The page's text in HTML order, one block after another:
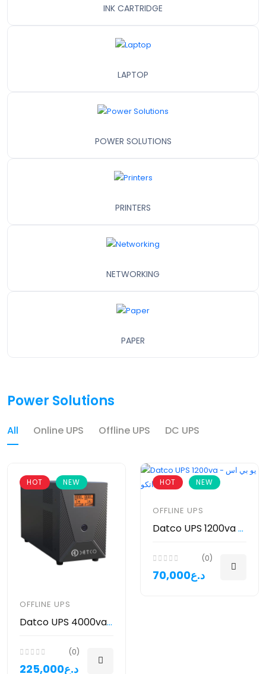
INK CARTRIDGE
LAPTOP
POWER SOLUTIONS
PRINTERS
NETWORKING
PAPER
Power Solutions
All Online UPS Offline UPS DC UPS
HOT NEW
OFFLINE UPS
Datco UPS 4000va - يو بي اس داتكو
(0)
225,000د.ع
HOT NEW
OFFLINE UPS
Datco UPS 1200va - يو بي اس ماركة داتكو
(0)
70,000د.ع